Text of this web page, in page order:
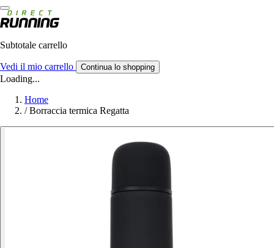
Subtotale carrello
Vedi il mio carrello Continua lo shopping
Loading...
Home
/ Borraccia termica Regatta